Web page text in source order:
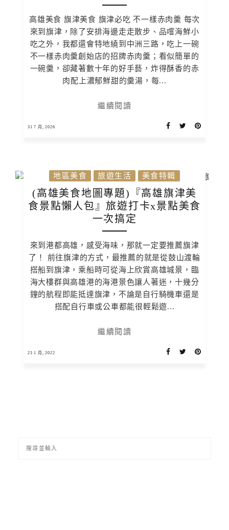
高雄美食 旗津美食 旗津必吃 不一樣赤肉羹 每次
來到旗津，除了安排海邊走走散步、品嚐海鮮小
吃之外，我都還會特地繞到中洲三路，吃上一碗
不一樣赤肉羹創始店的招牌赤肉羹；看似簡單的
一碗羹，卻藏著數十年的好手藝，炸得酥香的赤
肉配上濃郁鮮甜的羹湯，每...
繼續閱讀
31 7 月, 2026
地區美食 旅遊生活 美食特輯
(高雄美食地圖專題)『高雄旗津美
食景點懶人包』旅遊打卡x景點美食
一次搞定
來到港都高雄，感受海味，那就一定要推薦旗津
了！ 前往旗津的方式，最推薦的就是從鼓山渡輪
搭船到旗津，乘船時可從海上欣賞高雄城景，臨
海大樓群與高雄港的海港景色讓人著迷，十幾分
鐘的航程即能抵達旗津，不論是自行騎機車還是
搭配自行車或公車都能很輕鬆遊...
繼續閱讀
23 1 月, 2022